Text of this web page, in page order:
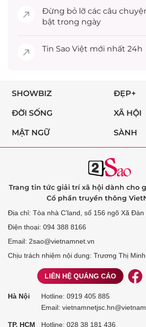
Đừng bỏ lỡ các câu
bật trong ngày
Tin Sao Việt mới nhất 24h
SHOWBIZ ĐẸP+
ĐỜI SỐNG XÃ HỘI
MẬT NGỮ SÀNH
Trang tin tức giải trí xã hội dành cho
Cổ phần truyền thông
Địa chỉ: Tòa nhà C’land, số 156 ngõ Xã
Điện thoại: 094 388 8166
Email: 2sao@vietnamnet.vn
Chịu trách nhiệm nội dung: Trương Thị
LIÊN HỆ QUẢNG CÁO
Hà Nội Hotline: 0919 405 885
Email:
TP. HCM Hotline: 028 38 181 436